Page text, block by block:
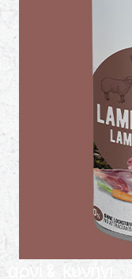
αρνί & κυνήγι